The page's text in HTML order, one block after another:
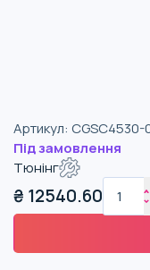
Артикул: CGSC4530-
Під замовлення
Тюнінг
₴ 12540.60